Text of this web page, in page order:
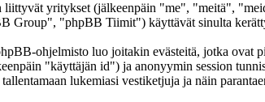
yritykset (jälkeenpäin "me", "meitä",
"phpBB Tiimit") käyttävät sinulta
ohjelmisto luo joitakin evästeitä, jotka ovat
"käyttäjän id") ja anonyymin session
lukemiasi vestiketjuja ja näin